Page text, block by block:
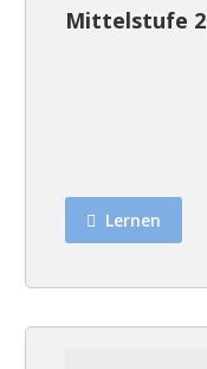
Mittelstufe 2
Lernen